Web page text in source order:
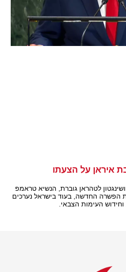
איראן על הצעתו
לטהראן גוברת, הנשיא טראמפ
הפשרה החדשה, בעוד בישראל נערכים
העימות הצבאי.